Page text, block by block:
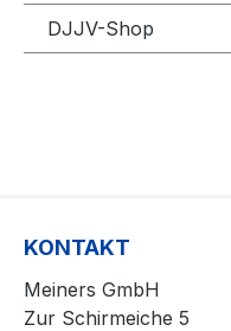
DJJV-Shop
KONTAKT
Meiners GmbH
Zur Schirmeiche 5